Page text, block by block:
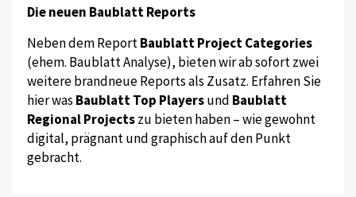
Die neuen Baublatt Reports
Neben dem ReportBaublatt Project Categories
(ehem. Baublatt Analyse), bieten wir ab sofort zwei
weitere brandneue Reports als Zusatz. Erfahren Sie
hier was Baublatt Top Playersund Baublatt
Regional Projectszu bieten haben – wie gewohnt
digital, prägnant und graphisch auf den Punkt
gebracht.